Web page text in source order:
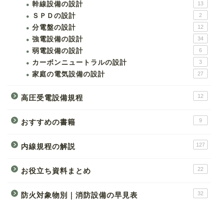
幹線設備の設計 13
ＳＰＤの設計 2
分電盤の設計 12
強電設備の設計 34
弱電設備の設計 6
カーボンニュートラルの設計 3
家庭の電気設備の設計 27
高圧受電設備規程 12
おすすめの書籍 9
内線規程の解説 127
お役立ち資料まとめ 22
防火対象物別｜消防設備の早見表 32